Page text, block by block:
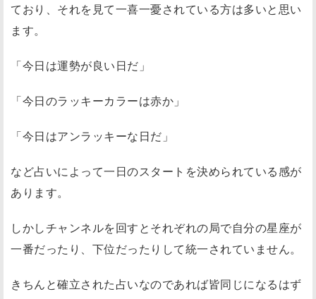
ており、それを見て一喜一憂されている方は多いと思い
ます。
「今日は運勢が良い日だ」
「今日のラッキーカラーは赤か」
「今日はアンラッキーな日だ」
など占いによって一日のスタートを決められている感が
あります。
しかしチャンネルを回すとそれぞれの局で自分の星座が
一番だったり、下位だったりして統一されていません。
きちんと確立された占いなのであれば皆同じになるはず